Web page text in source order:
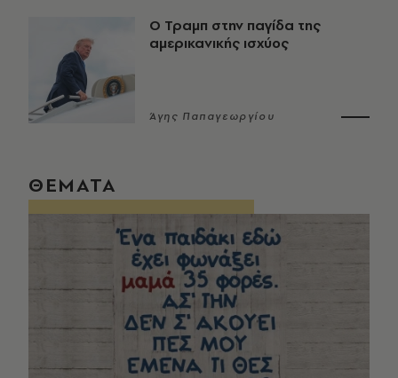
Ο Τραμπ στην παγίδα της
αμερικανικής ισχύος
Άγης Παπαγεωργίου
ΘΕΜΑΤΑ